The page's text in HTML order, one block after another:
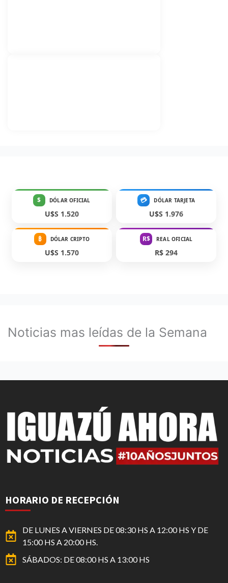
$ DÓLAR OFICIAL
U$S 1.520
💳 DÓLAR TARJETA
U$S 1.976
₿ DÓLAR CRIPTO
U$S 1.570
R$ REAL OFICIAL
R$ 294
Noticias mas leídas de la Semana
HORARIO DE RECEPCIÓN
DE LUNES A VIERNES DE 08:30 HS A 12:00 HS Y DE
15:00 HS A 20:00 HS.
SÁBADOS: DE 08:00 HS A 13:00 HS